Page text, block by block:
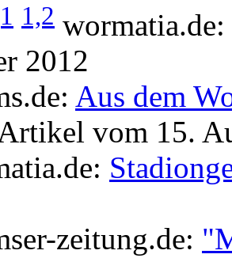
1,2 wormatia.de:
2012
Aus dem
Artikel vom 15.
zeitung.de: